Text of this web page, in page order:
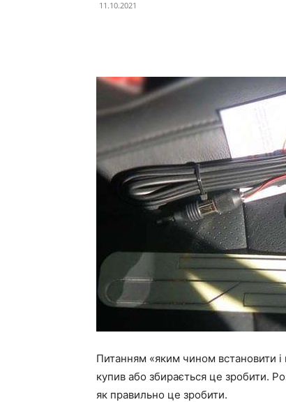
11.10.2021
Питанням «яким чином встановити і
купив або збирається це зробити.
як правильно це зробити.